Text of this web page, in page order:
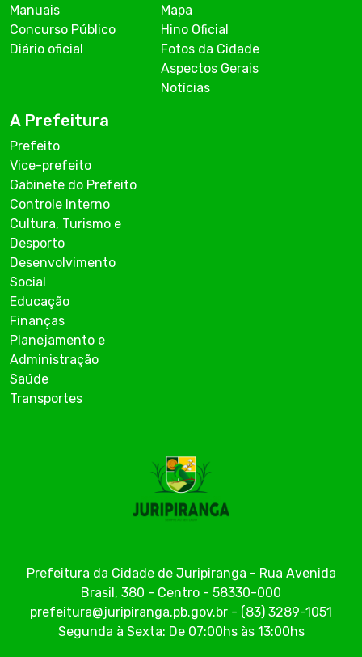
Manuais
Concurso Público
Diário oficial
Mapa
Hino Oficial
Fotos da Cidade
Aspectos Gerais
Notícias
A Prefeitura
Prefeito
Vice-prefeito
Gabinete do Prefeito
Controle Interno
Cultura, Turismo e
Desporto
Desenvolvimento
Social
Educação
Finanças
Planejamento e
Administração
Saúde
Transportes
Prefeitura da Cidade de Juripiranga - Rua Avenida
Brasil, 380 - Centro - 58330-000
prefeitura@juripiranga.pb.gov.br - (83) 3289-1051
Segunda à Sexta: De 07:00hs às 13:00hs